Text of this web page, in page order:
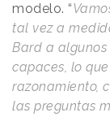
modelo. “
tal vez a
Bard a algunos
capaces, lo
razonamiento,
las preguntas